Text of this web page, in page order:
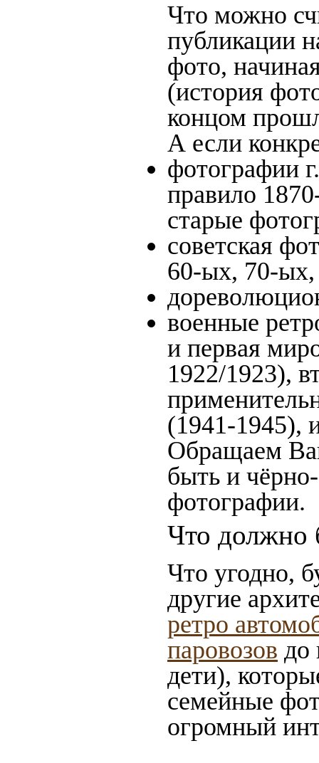
Что можно
публикации
фото,
(история
концом
А если
фотографии
правило
старые
советская
60-ых, 70-ых,
военные
и первая
1922/1923),
(1941-1945),
Обращаем
быть и
фотографии.
Что должно
Что угодно,
другие
ретро
паровозов до
дети),
семейные
огромный